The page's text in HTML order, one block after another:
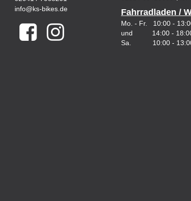
info@ks-bikes.de
Fahrradladen /
Mo. - Fr. 10:00 -
und 14:00 -
Sa. 10:00 -